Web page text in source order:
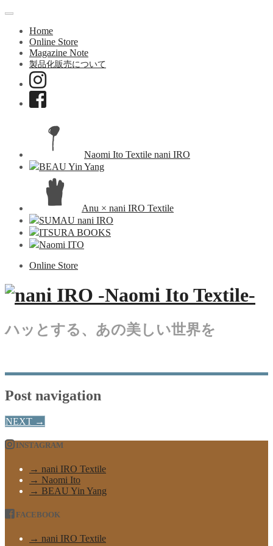
Home
Online Store
Magazine Note
製品化販売について
Naomi Ito Textile nani IRO
BEAU Yin Yang
Anu × nani IRO Textile
SUMAU nani IRO
ITSURA BOOKS
Naomi ITO
Online Store
ハッとする、あの美しい世界を
Post navigation
NEXT →
INSTAGRAM
→ nani IRO Textile
→ Naomi Ito
→ BEAU Yin Yang
FACEBOOK
→ nani IRO Textile